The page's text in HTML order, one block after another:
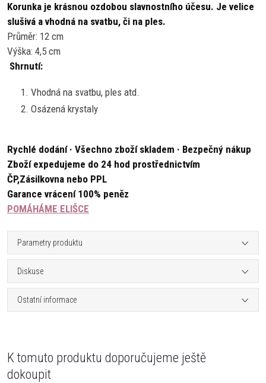
Korunka je krásnou ozdobou slavnostního účesu. Je velice
slušivá a vhodná na svatbu, či na ples.
Průměr: 12 cm
Výška: 4,5 cm
Shrnutí:
Vhodná na svatbu, ples atd.
Osázená krystaly
Rychlé dodání · Všechno zboží skladem · Bezpečný nákup
Zboží expedujeme do 24 hod prostřednictvím
ČP,Zásilkovna nebo PPL
Garance vrácení 100% peněz
POMÁHÁME ELIŠCE
Parametry produktu
Diskuse
Ostatní informace
K tomuto produktu doporučujeme ještě
dokoupit